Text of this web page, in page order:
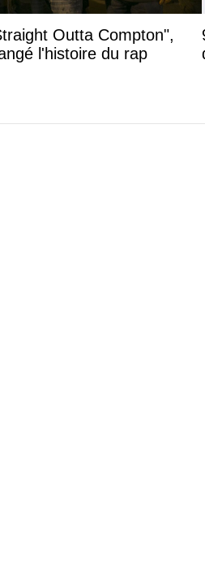
Outta Compton",
l'histoire du rap